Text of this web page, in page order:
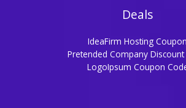
Deals
IdeaFirm Hosting Coupon
Pretended Company Discount
LogoIpsum Coupon